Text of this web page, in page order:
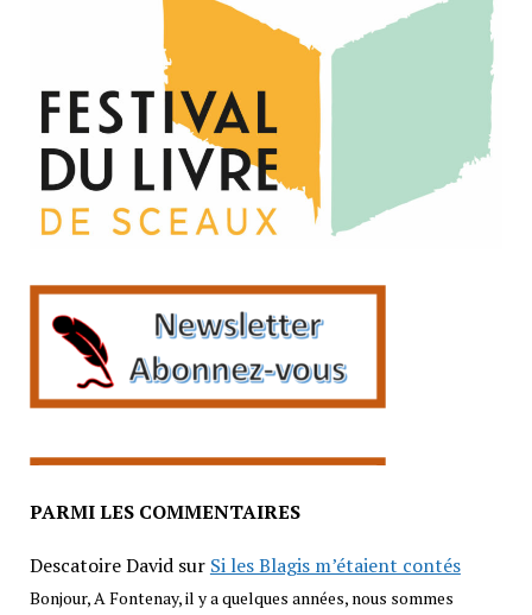
PARMI LES COMMENTAIRES
Descatoire Davidsur Si les Blagis m’étaient contés
Bonjour, A Fontenay, il y a quelques années, nous sommes